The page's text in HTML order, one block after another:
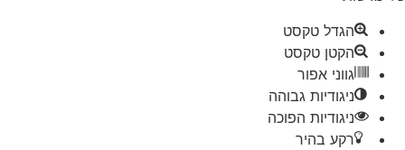
הגדל טקסט
הקטן טקסט
גווני אפור
ניגודיות גבוהה
ניגודיות הפוכה
רקע בהיר